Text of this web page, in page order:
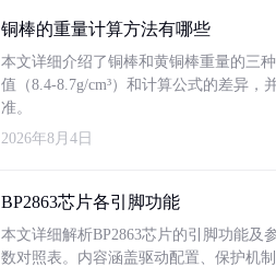
铜棒的重量计算方法有哪些
本文详细介绍了铜棒和黄铜棒重量的三
值（8.4-8.7g/cm³）和计算公式的差异
准。
2026年8月4日
BP2863芯片各引脚功能
本文详细解析BP2863芯片的引脚功能
数对照表。内容涵盖驱动配置、保护机